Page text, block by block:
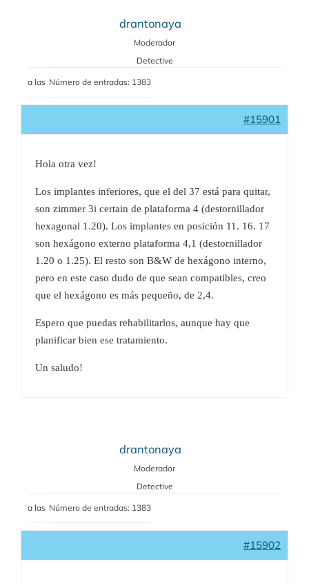
drantonaya
Moderador
Detective
a las Número de entradas: 1383
#15901
Hola otra vez!
Los implantes inferiores, que el del 37 está para quitar,
son zimmer 3i certain de plataforma 4 (destornillador
hexagonal 1.20). Los implantes en posición 11. 16. 17
son hexágono externo plataforma 4,1 (destornillador
1.20 o 1.25). El resto son B&W de hexágono interno,
pero en este caso dudo de que sean compatibles, creo
que el hexágono es más pequeño, de 2,4.
Espero que puedas rehabilitarlos, aunque hay que
planificar bien ese tratamiento.
Un saludo!
drantonaya
Moderador
Detective
a las Número de entradas: 1383
#15902